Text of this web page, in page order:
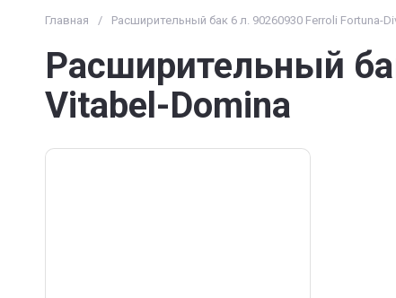
Главная / Расширительный бак 6 л. 90260930 Ferroli Fortuna-
Расширительный
Vitabel-Domina